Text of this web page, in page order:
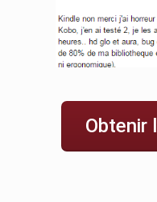
Obtenir